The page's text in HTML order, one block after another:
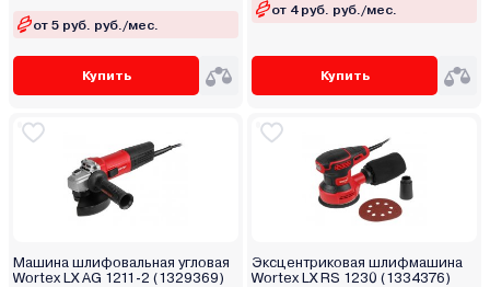
от 5 руб. руб./мес.
Купить
от 4 руб. руб./мес.
Купить
Машина шлифовальная угловая
Wortex LX AG 1211-2 (1329369)
Эксцентриковая шлифмашина
Wortex LX RS 1230 (1334376)